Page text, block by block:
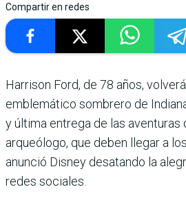
Compartir en redes
Harrison Ford, de 78 años,
emblemático sombrero de
y última entrega de las aventuras
arqueólogo, que deben llegar a
anunció Disney desatando la
redes sociales.